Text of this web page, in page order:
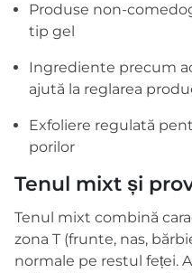
Produse non-
tip gel
Ingrediente precum
ajută la reglarea
Exfoliere regulată
porilor
Tenul mixt și
Tenul mixt combină
zona T (frunte, nas,
normale pe restul feței.